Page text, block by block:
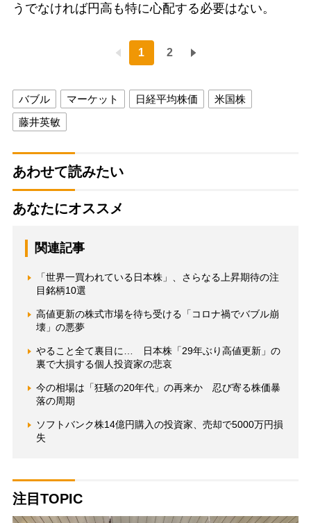
うでなければ円高も特に心配する必要はない。
1 2
バブル マーケット 日経平均株価
米国株
藤井英敏
あわせて読みたい
あなたにオススメ
関連記事
「世界一買われている日本株」、さらなる上昇期待の注
目銘柄10選
高値更新の株式市場を待ち受ける「コロナ禍でバブル崩
壊」の悪夢
やること全て裏目に… 日本株「29年ぶり高値更新」の
裏で大損する個人投資家の悲哀
今の相場は「狂騒の20年代」の再来か 忍び寄る株価暴
落の周期
ソフトバンク株14億円購入の投資家、売却で5000万円損
失
注目TOPIC